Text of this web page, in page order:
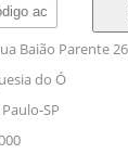
Baião Parente
do Ó
SP